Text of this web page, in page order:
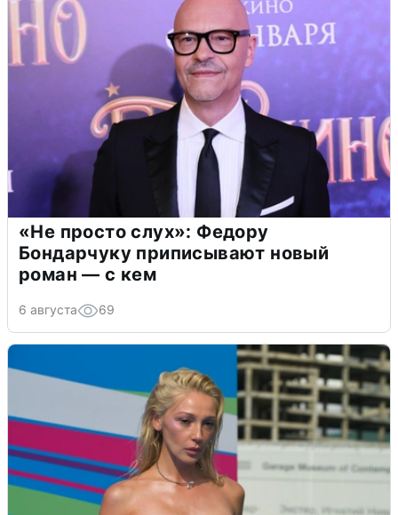
«Не просто слух»: Федору
Бондарчуку приписывают новый
роман — с кем
6 августа 69